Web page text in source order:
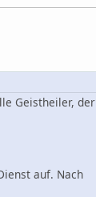
Geistheiler, der
auf. Nach